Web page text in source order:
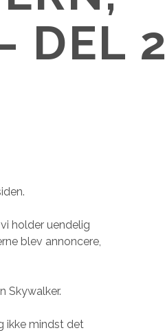
DEL 2
holder uendelig
blev annoncere,
Skywalker.
ikke mindst det